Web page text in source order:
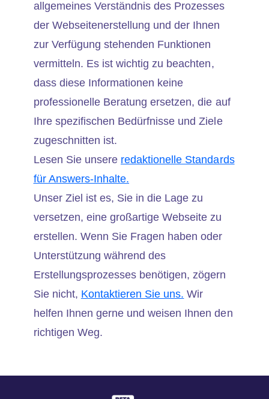
allgemeines Verständnis des Prozesses
der Webseitenerstellung und der Ihnen
zur Verfügung stehenden Funktionen
vermitteln. Es ist wichtig zu beachten,
dass diese Informationen keine
professionelle Beratung ersetzen, die auf
Ihre spezifischen Bedürfnisse und Ziele
zugeschnitten ist.
Lesen Sie unsere redaktionelle Standards
für Answers-Inhalte.
Unser Ziel ist es, Sie in die Lage zu
versetzen, eine großartige Webseite zu
erstellen. Wenn Sie Fragen haben oder
Unterstützung während des
Erstellungsprozesses benötigen, zögern
Sie nicht, Kontaktieren Sie uns. Wir
helfen Ihnen gerne und weisen Ihnen den
richtigen Weg.